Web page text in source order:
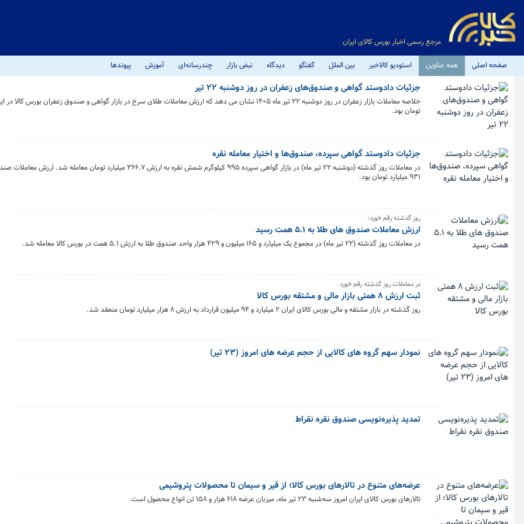
مرجع رسمی اخبار بورس کالای ایران
صفحه اصلی همه عناوین استودیو کالاخبر بین الملل گفتگو دیدگاه نبض بازار چندرسانه‌ای آموزش پیوندها
جزئیات دادوستد گواهی و صندوق‌های زعفران در روز دوشنبه ۲۲ تیر
تومان بود.
جزئیات دادوستد گواهی سپرده، صندوق‌ها و اختیار معامله نقره
در معاملات روز گذشته (دوشنبه ۲۲ تیر ماه) در بازار گواهی سپرده ۹۹۵ کیلوگرم شمش نقره به ارزش ۳۶۶.۷ میلیارد تومان
۹۳۱ میلیارد تومان بود.
روز گذشته رقم خورد؛
ارزش معاملات صندوق های طلا به ۵.۱ همت رسید
در معاملات روز گذشته (۲۲ تیر ماه) در مجموع یک میلیارد و ۱۶۵ میلیون و ۴۲۹ هزار واحد صندوق‌ طلا به ارزش ۵.۱ همت در بورس کالا معامله شد.
در معاملات روز گذشته رقم خورد
ثبت ارزش ۸ همتی بازار مالی و مشتقه بورس کالا
روز گذشته در بازار مشتقه و مالی بورس کالای ایران ۲ میلیارد و ۹۴ میلیون قرارداد به ارزش ۸ هزار میلیارد تومان منعقد شد.
نمودار سهم گروه های کالایی از حجم عرضه های امروز (۲۳ تیر)
تمدید پذیره‌نویسی صندوق نقره نقراط
عرضه‌های متنوع در تالارهای بورس کالا؛ از قیر و سیمان تا محصولات پتروشیمی
تالارهای بورس کالای ایران امروز سه‌شنبه ۲۳ تیر ماه، میزبان عرضه ۶۱۸ هزار و ۱۵۸ تن انواع محصول است.